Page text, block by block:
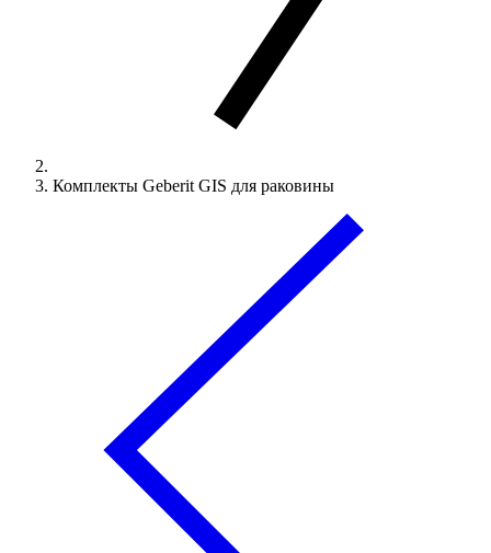
Комплекты Geberit GIS для раковины